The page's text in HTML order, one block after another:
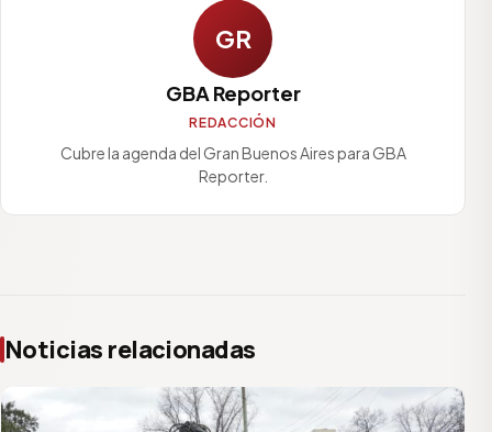
GR
GBA Reporter
REDACCIÓN
Cubre la agenda del Gran Buenos Aires para GBA
Reporter.
Noticias relacionadas